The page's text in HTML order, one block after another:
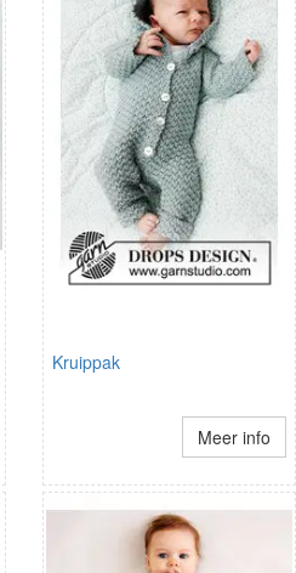
Kruippak
Meer info